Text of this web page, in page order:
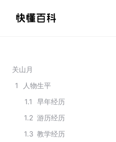
关山月
1
人物生平
1.1
早年经历
1.2 游历经历
1.3 教学经历